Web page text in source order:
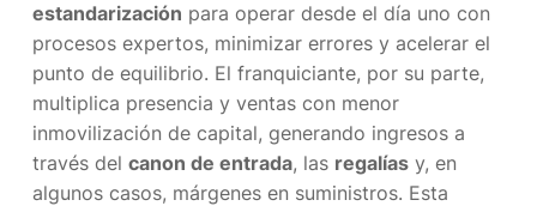
estandarización para operar desde el día uno con
procesos expertos, minimizar errores y acelerar el
punto de equilibrio. El franquiciante, por su parte,
multiplica presencia y ventas con menor
inmovilización de capital, generando ingresos a
través del canon de entrada, las regalías y, en
algunos casos, márgenes en suministros. Esta